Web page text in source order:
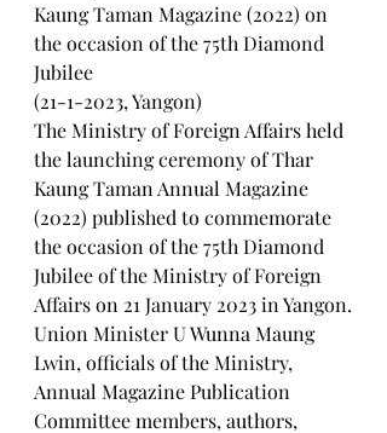
Kaung Taman Magazine (2022) on
the occasion of the 75th Diamond
Jubilee
(21-1-2023, Yangon)
The Ministry of Foreign Affairs held
the launching ceremony of Thar
Kaung Taman Annual Magazine
(2022) published to commemorate
the occasion of the 75th Diamond
Jubilee of the Ministry of Foreign
Affairs on 21 January 2023 in Yangon.
Union Minister U Wunna Maung
Lwin, officials of the Ministry,
Annual Magazine Publication
Committee members, authors,